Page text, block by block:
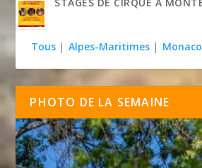
Tous | Alpes-Maritimes | Monaco
PHOTO DE LA SEMAINE